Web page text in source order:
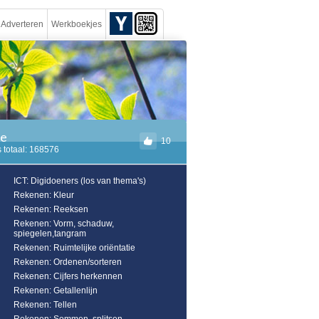
Adverteren Werkboekjes
10
totaal: 168576
ICT: Digidoeners (los van thema's)
Rekenen: Kleur
Rekenen: Reeksen
Rekenen: Vorm, schaduw,
spiegelen,tangram
Rekenen: Ruimtelijke oriëntatie
Rekenen: Ordenen/sorteren
Rekenen: Cijfers herkennen
Rekenen: Getallenlijn
Rekenen: Tellen